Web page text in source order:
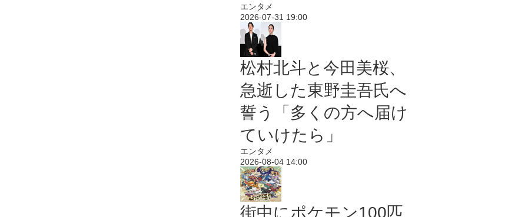
エンタメ
2026-07-31 19:00
松村北斗と今田美桜、
急逝した東野圭吾氏へ
誓う「多くの方へ届け
ていけたら」
エンタメ
2026-08-04 14:00
街中にポケモン100匹